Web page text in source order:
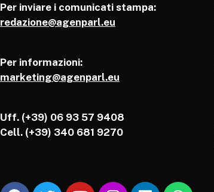
Per inviare i comunicati stampa:
redazione@agenparl.eu
Per informazioni:
marketing@agenparl.eu
Uff. (+39) 06 93 57 9408
Cell. (+39) 340 681 9270